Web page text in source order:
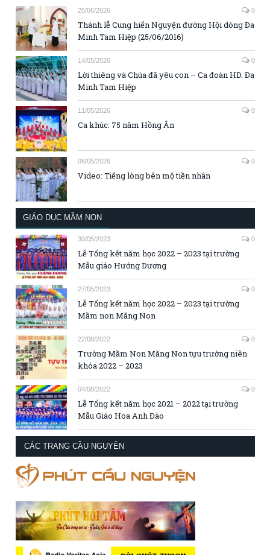
25/06/2026 0
Thánh lễ Cung hiến Nguyện đường Hội dòng Đa
Minh Tam Hiệp (25/06/2016)
14/05/2026 0
Lời thiêng và Chúa đã yêu con – Ca đoàn HD. Đa
Minh Tam Hiệp
11/05/2026 0
Ca khúc: 75 năm Hồng Ân
06/05/2026 0
Video: Tiếng lòng bên mộ tiền nhân
GIÁO DỤC MẦM NON
30/05/2023 0
Lễ Tổng kết năm học 2022 – 2023 tại trường
Mẫu giáo Hướng Dương
27/05/2023 0
Lễ Tổng kết năm học 2022 – 2023 tại trường
Mầm non Măng Non
22/08/2022 0
Trường Mầm Non Măng Non tựu trường niên
khóa 2022 – 2023
04/08/2022 0
Lễ Tổng kết năm học 2021 – 2022 tại trường
Mẫu Giáo Hoa Anh Đào
CÁC TRANG CẦU NGUYỆN